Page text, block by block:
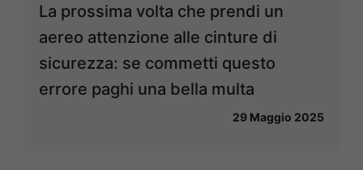
La prossima volta che prendi un
aereo attenzione alle cinture di
sicurezza: se commetti questo
errore paghi una bella multa
29 Maggio 2025